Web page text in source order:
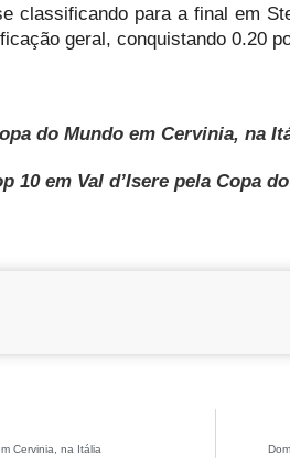
classificando para a final em
geral, conquistando 0.20
do Mundo em Cervinia, na
10 em Val d’Isere pela Copa
Cervinia, na Itália